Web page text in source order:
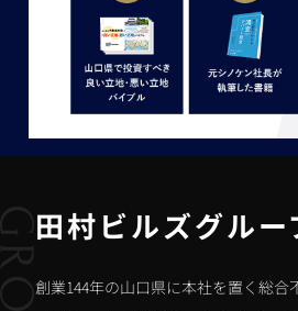
田村ビルズグルー
創業144年の山口県に本社を置く総合